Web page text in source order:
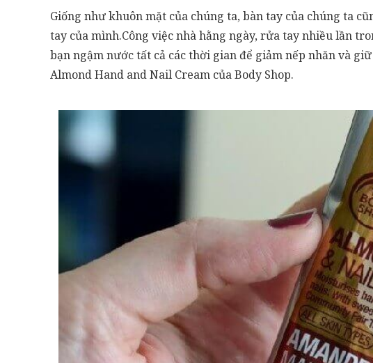
Giống như khuôn mặt của chúng ta, bàn tay của chúng ta
tay của mình.Công việc nhà hằng ngày, rửa tay nhiều lần
bạn ngậm nước tất cả các thời gian để giảm nếp nhăn và
Almond Hand and Nail Cream của Body Shop.